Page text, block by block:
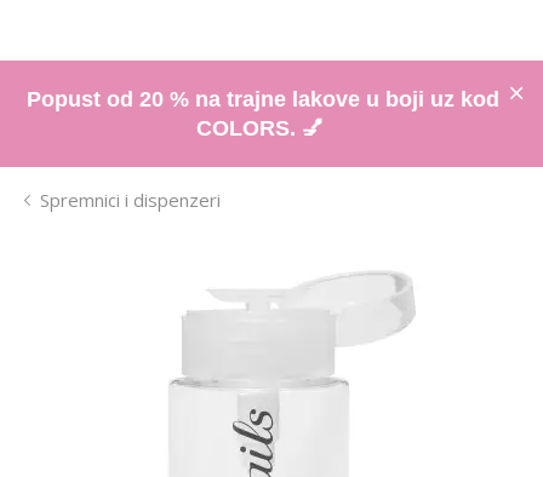
Popust od 20 % na trajne lakove u boji uz kod
COLORS. 💅
Spremnici i dispenzeri